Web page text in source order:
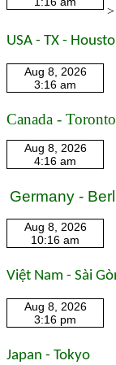
>
USA - TX -
Canada - Toronto
Germany -
Việt Nam - Sài
Japan - Tokyo